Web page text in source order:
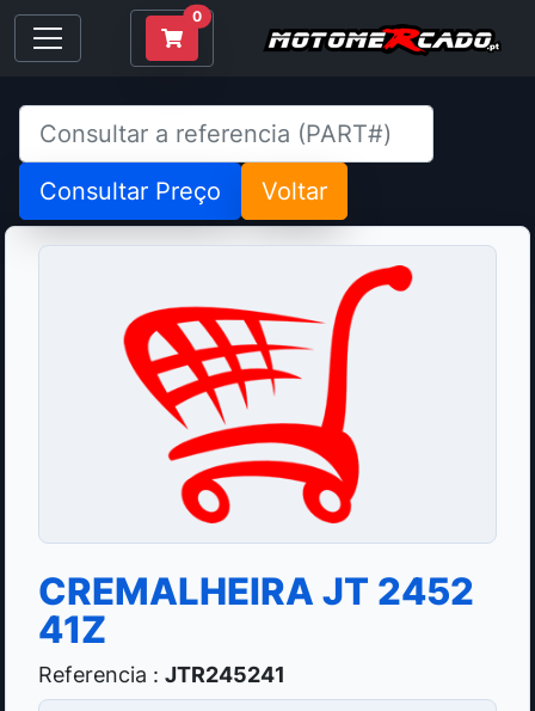
0
Consultar Preço Voltar
CREMALHEIRA JT 2452
41Z
Referencia : JTR245241